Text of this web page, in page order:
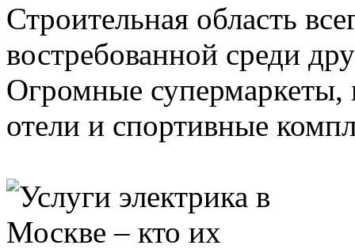
Строительная область
востребованной среди
Огромные
отели и спортивные